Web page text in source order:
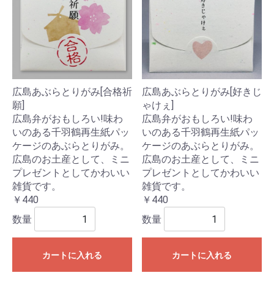
広島あぶらとりがみ[合格祈
願]
広島弁がおもしろい!味わ
いのある千羽鶴再生紙パッ
ケージのあぶらとりがみ。
広島のお土産として、ミニ
プレゼントとしてかわいい
雑貨です。
￥440
数量
カートに入れる
広島あぶらとりがみ[好きじ
ゃけぇ]
広島弁がおもしろい!味わ
いのある千羽鶴再生紙パッ
ケージのあぶらとりがみ。
広島のお土産として、ミニ
プレゼントとしてかわいい
雑貨です。
￥440
数量
カートに入れる